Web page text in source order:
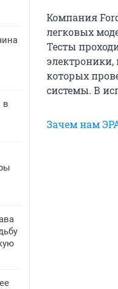
в
Компания
легковых
Тесты
электроники,
которых
системы. В
Зачем нам